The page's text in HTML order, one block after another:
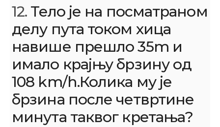
12. Тело је на посматраном
делу пута током хица
навише прешло 35m и
имало крајњу брзину од
108 km/h.Колика му је
брзина после четвртине
минута таквог кретања?